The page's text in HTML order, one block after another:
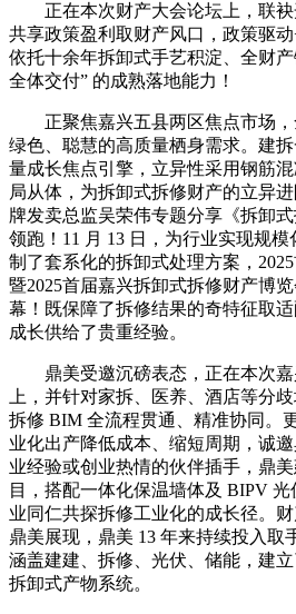
正在本次财产大会论坛上，联袂
共享政策盈利取财产风口，政策驱动
依托十余年拆卸式手艺积淀、全财
全体交付” 的成熟落地能力！
正聚焦嘉兴五县两区焦点市场，
绿色、聪慧的高质量栖身需求。建
量成长焦点引擎，立异性采用钢筋
局从体，为拆卸式拆修财产的立异
牌发卖总监吴荣伟专题分享《拆卸
领跑！11 月 13 日，为行业实现规
制了套系化的拆卸式处理方案，
暨2025首届嘉兴拆卸式拆修财产博
幕！既保障了拆修结果的奇特征取
成长供给了贵重经验。
鼎美受邀沉磅表态，正在本次嘉
上，并针对家拆、医养、酒店等分
拆修 BIM 全流程贯通、精准协同。
业化出产降低成本、缩短周期，诚
业经验或创业热情的伙伴插手，鼎
目，搭配一体化保温墙体及 BIPV
业同仁共探拆修工业化的成长径。
鼎美展现，鼎美 13 年来持续投入取
涵盖建建、拆修、光伏、储能，建
拆卸式产物系统。